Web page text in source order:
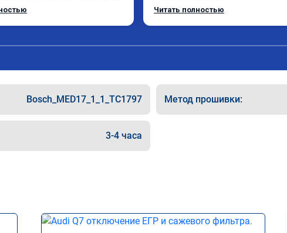
заранее.После
в случае поломки
рекомендую Алексея
Арман спасибо тебе огромное,
Читать полностью
Bosch_MED17_1_1_TC1797 Метод прошивки:
3-4 часа